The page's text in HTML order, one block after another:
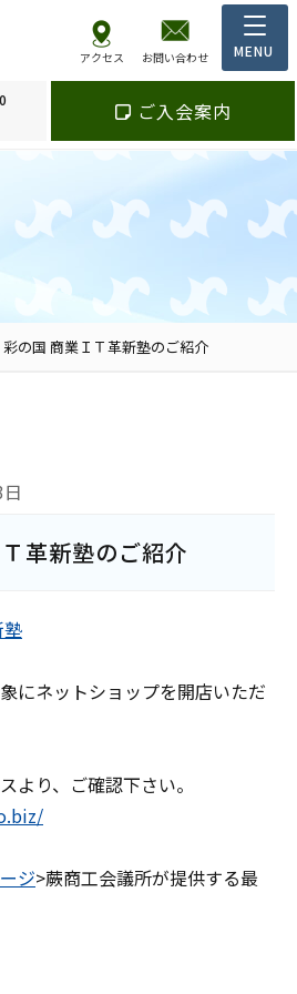
アクセス お問い合わせ
ご入会案内
彩の国 商業ＩＴ革新塾のご紹介
革新塾のご紹介
にネットショップを開店いただ
より、ご確認下さい。
ジ>蕨商工会議所が提供する最